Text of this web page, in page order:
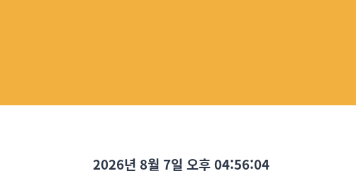
2026년 8월 7일 오후 04:56:05